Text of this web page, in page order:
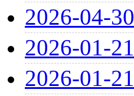
2026-04-30
2026-01-21
2026-01-21